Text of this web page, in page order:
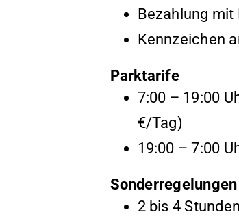
Bezahlung mit
Kennzeichen
Parktarife
7:00 – 19:00
€/Tag)
19:00 – 7:00
Sonderregelungen
2 bis 4